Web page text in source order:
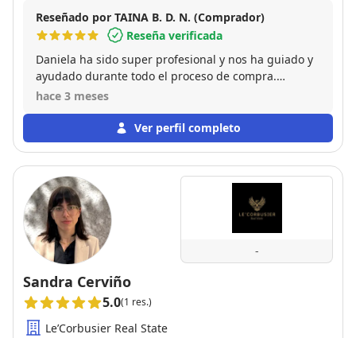
Reseñado por TAINA B. D. N. (Comprador)
Reseña verificada
Daniela ha sido super profesional y nos ha guiado y
ayudado durante todo el proceso de compra.
Estamos encantados con la experiencia y con la
hace 3 meses
Ver perfil completo
-
Sandra Cerviño
5.0(1 res.)
Le’Corbusier Real State